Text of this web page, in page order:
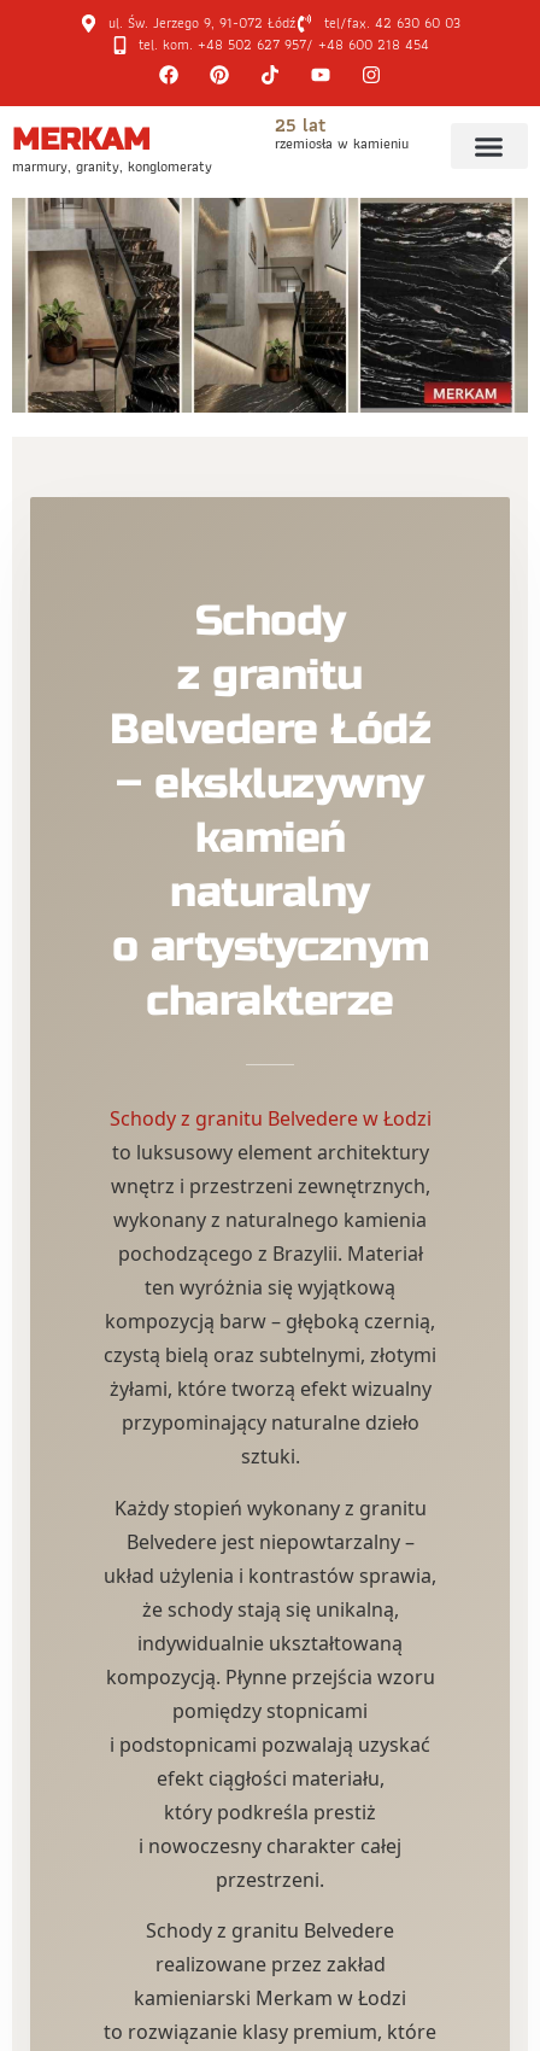
ul. Św. Jerzego 9, 91-072 Łódź
tel/fax. 42 630 60 03
tel. kom. +48 502 627 957/ +48 600 218 454
MERKAM
marmury, granity, konglomeraty
25 lat
rzemiosła w kamieniu
Schody
z granitu
Belvedere Łódź
– ekskluzywny
kamień
naturalny
o artystycznym
charakterze
Schody z granitu Belvedere w Łodzi
to luksusowy element architektury
wnętrz i przestrzeni zewnętrznych,
wykonany z naturalnego kamienia
pochodzącego z Brazylii. Materiał
ten wyróżnia się wyjątkową
kompozycją barw – głęboką czernią,
czystą bielą oraz subtelnymi, złotymi
żyłami, które tworzą efekt wizualny
przypominający naturalne dzieło
sztuki.
Każdy stopień wykonany z granitu
Belvedere jest niepowtarzalny –
układ użylenia i kontrastów sprawia,
że schody stają się unikalną,
indywidualnie ukształtowaną
kompozycją. Płynne przejścia wzoru
pomiędzy stopnicami
i podstopnicami pozwalają uzyskać
efekt ciągłości materiału,
który podkreśla prestiż
i nowoczesny charakter całej
przestrzeni.
Schody z granitu Belvedere
realizowane przez zakład
kamieniarski Merkam w Łodzi
to rozwiązanie klasy premium, które